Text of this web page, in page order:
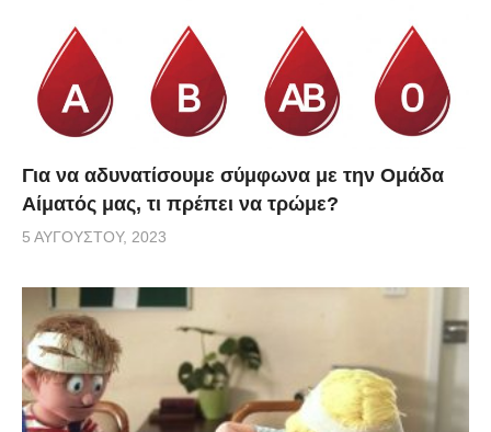
Για να αδυνατίσουμε σύμφωνα με την Ομάδα
Αίματός μας, τι πρέπει να τρώμε?
5 ΑΥΓΟΎΣΤΟΥ, 2023